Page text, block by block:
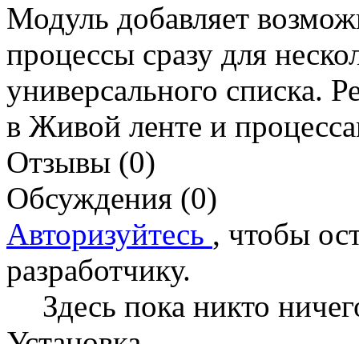
Модуль добавляет
процессы сразу для
универсального списка.
в Живой ленте и
Отзывы (0)
Обсуждения (0)
Авторизуйтесь , чтобы
разработчику.
Здесь пока никто